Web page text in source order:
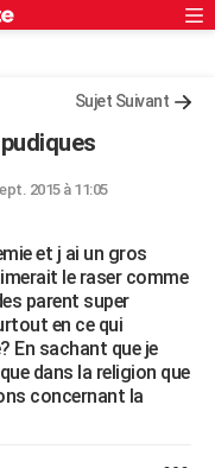
Sujet Suivant
2015 à 11:05
et j ai un gros
le raser comme
parent super
en ce qui
En sachant que je
dans la religion que
concernant la